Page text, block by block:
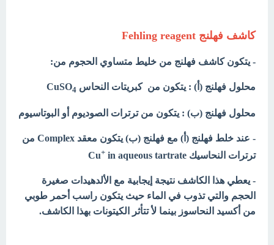
كاشف فهلنج Fehling reagent
- يتكون كاشف فهلنج من خليط متساوي الحجوم من:
محلول فهلنج (أ) : يتكون من كبريتات النحاس CuSO 4
محلول فهلنج (ب) : يتكون من ترترات الصوديوم أو البوتاسيوم
- عند خلط فهلنج (أ) مع فهلنج (ب) يتكون معقد Complex من
ترترات النحاسيك Cu
+ in aqueous tartrate
- يعطي هذا الكاشف نتيجة إيجابية مع الألدهيدات صغيرة
الحجم والتي تذوب في الماء حيث يتكون راسب أحمر طوبي
من أكسيد النحاسوز بينما لأ تتأثر الكيتونات بهذا الكاشف.